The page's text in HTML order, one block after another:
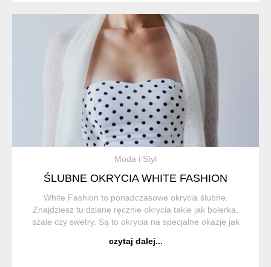
Moda i Styl
ŚLUBNE OKRYCIA WHITE FASHION
White Fashion to ponadczasowe okrycia ślubne.
Znajdziesz tu dziane ręcznie okrycia takie jak bolerka,
szale czy swetry. Są to okrycia na specjalne okazje jak
co dzień do zwiewnej sukien...
czytaj dalej...